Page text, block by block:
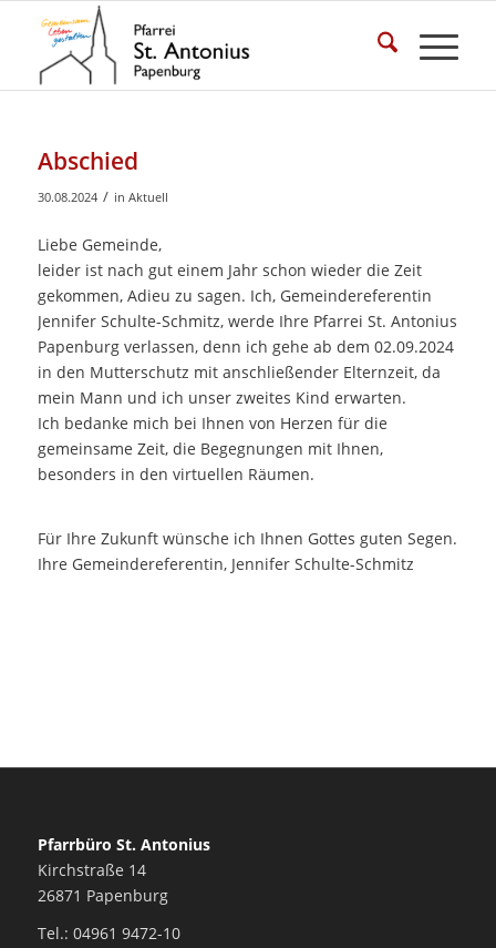
Abschied
30.08.2024 / in Aktuell
Liebe Gemeinde,
leider ist nach gut einem Jahr schon wieder die Zeit
gekommen, Adieu zu sagen. Ich, Gemeindereferentin
Jennifer Schulte-Schmitz, werde Ihre Pfarrei St. Antonius
Papenburg verlassen, denn ich gehe ab dem 02.09.2024
in den Mutterschutz mit anschließender Elternzeit, da
mein Mann und ich unser zweites Kind erwarten.
Ich bedanke mich bei Ihnen von Herzen für die
gemeinsame Zeit, die Begegnungen mit Ihnen,
besonders in den virtuellen Räumen.
Für Ihre Zukunft wünsche ich Ihnen Gottes guten Segen.
Ihre Gemeindereferentin, Jennifer Schulte-Schmitz
Pfarrbüro St. Antonius
Kirchstraße 14
26871 Papenburg
Tel.: 04961 9472-10